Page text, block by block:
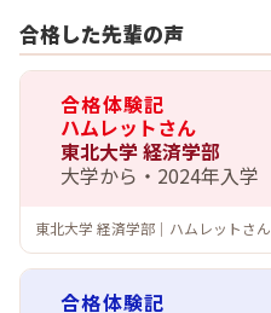
合格した先輩の声
合格体験記
ハムレットさん
東北大学 経済学部
大学から・2024年入学
東北大学 経済学部｜ハムレットさん
合格体験記